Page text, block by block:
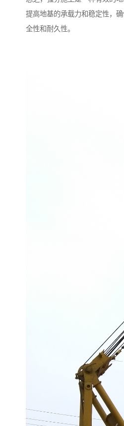
提高地基的承载力和稳定性，
全性和耐久性。